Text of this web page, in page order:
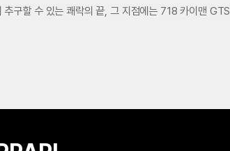
구할 수 있는 쾌락의 끝, 그 지점에는 718 카이맨 GTS